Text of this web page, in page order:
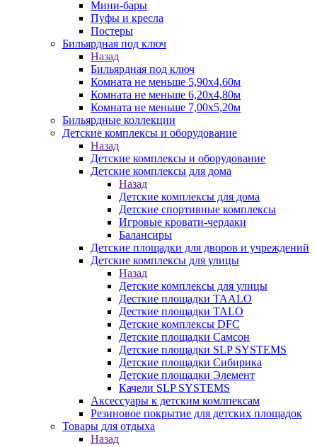
Мини-бары
Пуфы и кресла
Постеры
Бильярдная под ключ
Назад
Бильярдная под ключ
Комната не меньше 5,90х4,60м
Комната не меньше 6,20х4,80м
Комната не меньше 7,00х5,20м
Бильярдные коллекции
Детские комплексы и оборудование
Назад
Детские комплексы и оборудование
Детские комплексы для дома
Назад
Детские комплексы для дома
Детские спортивные комплексы
Игровые кровати-чердаки
Балансиры
Детские площадки для дворов и учреждений
Детские комплексы для улицы
Назад
Детские комплексы для улицы
Десткие площадки TAALO
Десткие площадки TALO
Детские комплексы DFC
Детские площадки Самсон
Детские площадки SLP SYSTEMS
Детские площадки Сибирика
Детские площадки Элемент
Качели SLP SYSTEMS
Аксессуары к детским комлпексам
Резиновое покрытие для детских площадок
Товары для отдыха
Назад